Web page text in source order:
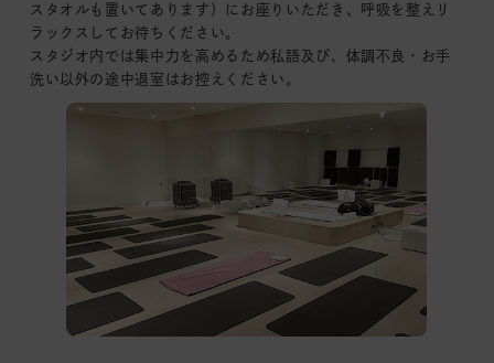
スタオルも置いてあります）
にお座りいただき、呼吸を整えリ
ラックスしてお待ちください。
スタジオ内では集中力を 高めるため私語及び、 体調不良・お手
洗い以外の途中退室はお控えください。